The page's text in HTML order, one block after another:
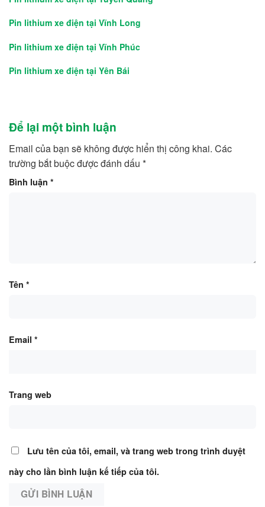
Pin lithium xe điện tại Vĩnh Long
Pin lithium xe điện tại Vĩnh Phúc
Pin lithium xe điện tại Yên Bái
Để lại một bình luận
Email của bạn sẽ không được hiển thị công khai. Các
trường bắt buộc được đánh dấu *
Bình luận *
Tên *
Email *
Trang web
Lưu tên của tôi, email, và trang web trong trình duyệt
này cho lần bình luận kế tiếp của tôi.